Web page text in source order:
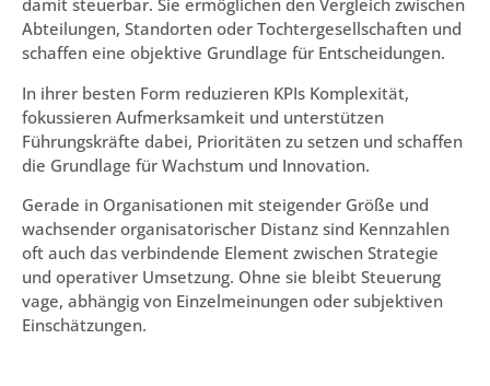
damit steuerbar. Sie ermöglichen den Vergleich zwischen
Abteilungen, Standorten oder Tochtergesellschaften und
schaffen eine objektive Grundlage für Entscheidungen.
In ihrer besten Form reduzieren KPIs Komplexität,
fokussieren Aufmerksamkeit und unterstützen
Führungskräfte dabei, Prioritäten zu setzen und schaffen
die Grundlage für Wachstum und Innovation.
Gerade in Organisationen mit steigender Größe und
wachsender organisatorischer Distanz sind Kennzahlen
oft auch das verbindende Element zwischen Strategie
und operativer Umsetzung. Ohne sie bleibt Steuerung
vage, abhängig von Einzelmeinungen oder subjektiven
Einschätzungen.